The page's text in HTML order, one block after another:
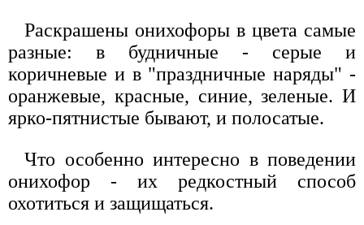
Раскрашены онихофоры в цвета самые
разные: в будничные - серые и
коричневые и в "праздничные наряды" -
оранжевые, красные, синие, зеленые. И
ярко-пятнистые бывают, и полосатые.
Что особенно интересно в поведении
онихофор - их редкостный способ
охотиться и защищаться.